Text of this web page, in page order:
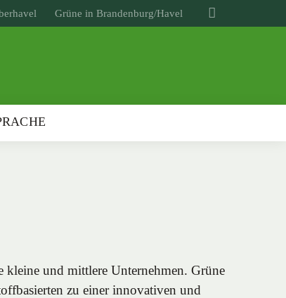
Grüne in Brandenburg/Havel
kleine und mittlere Unternehmen. Grüne
zu einer innovativen und